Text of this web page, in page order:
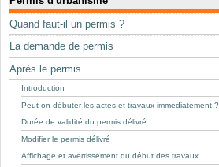
Permis d'urbanisme
Cartographie
Etudes et publications
Mots-clés
Renseignements urbanistiques
Quand faut-il un permis ?
La demande de permis
Après le permis
Introduction
Peut-on débuter les actes et travaux immédiatement ?
Durée de validité du permis délivré
Modifier le permis délivré
Affichage et avertissement du début des travaux